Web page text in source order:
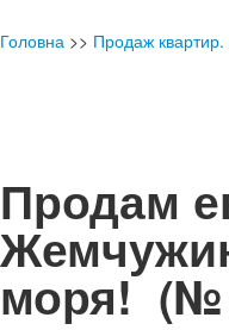
Головна >> Продаж квартир.
Продам
моря! (№